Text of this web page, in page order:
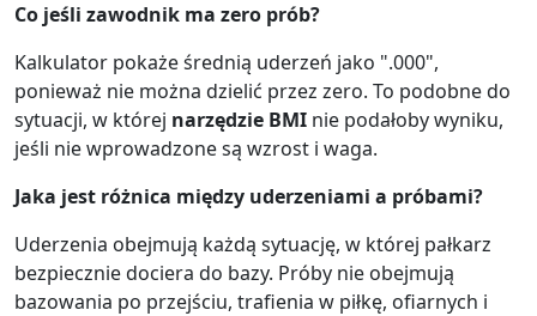
Co jeśli zawodnik ma zero prób?
Kalkulator pokaże średnią uderzeń jako ".000",
ponieważ nie można dzielić przez zero. To podobne do
sytuacji, w której narzędzie BMI nie podałoby wyniku,
jeśli nie wprowadzone są wzrost i waga.
Jaka jest różnica między uderzeniami a próbami?
Uderzenia obejmują każdą sytuację, w której pałkarz
bezpiecznie dociera do bazy. Próby nie obejmują
bazowania po przejściu, trafienia w piłkę, ofiarnych i